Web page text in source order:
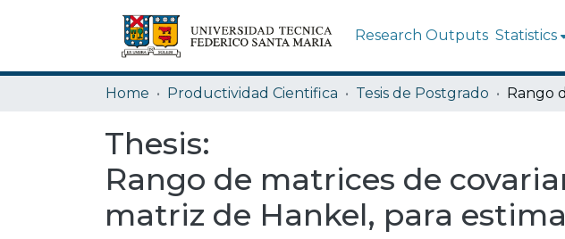
Research Outputs Statistics
Home Productividad Cientifica Tesis de Postgrado
Thesis:
Rango de matrices de
matriz de Hankel, para